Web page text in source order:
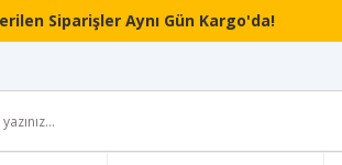
Siparişler Aynı Gün Kargo'da!